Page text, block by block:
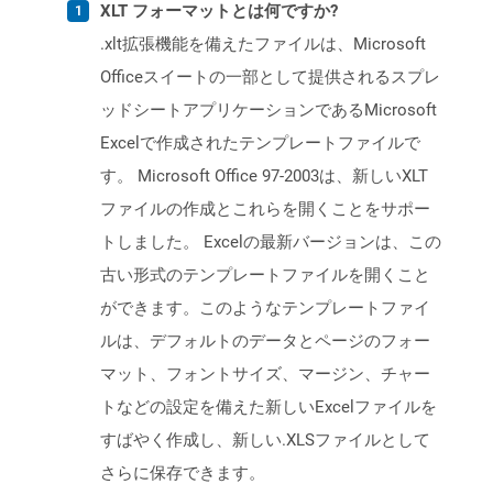
XLT フォーマットとは何ですか?
.xlt拡張機能を備えたファイルは、Microsoft
Officeスイートの一部として提供されるスプレ
ッドシートアプリケーションであるMicrosoft
Excelで作成されたテンプレートファイルで
す。 Microsoft Office 97-2003は、新しいXLT
ファイルの作成とこれらを開くことをサポー
トしました。 Excelの最新バージョンは、この
古い形式のテンプレートファイルを開くこと
ができます。このようなテンプレートファイ
ルは、デフォルトのデータとページのフォー
マット、フォントサイズ、マージン、チャー
トなどの設定を備えた新しいExcelファイルを
すばやく作成し、新しい.XLSファイルとして
さらに保存できます。